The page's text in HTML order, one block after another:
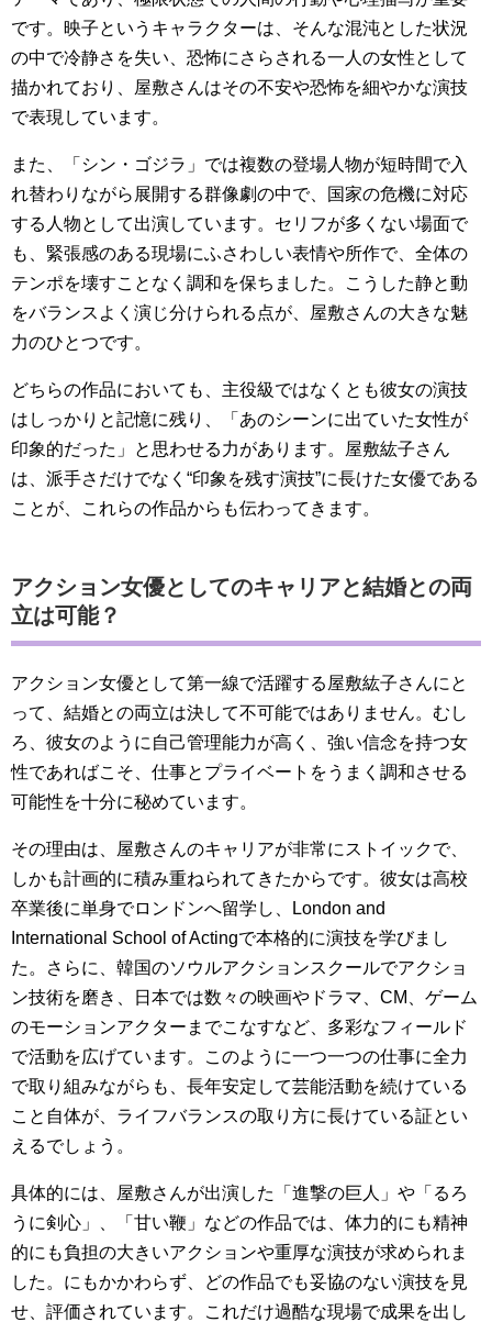
です。映子というキャラクターは、そんな混沌とした状況
の中で冷静さを失い、恐怖にさらされる一人の女性として
描かれており、屋敷さんはその不安や恐怖を細やかな演技
で表現しています。
また、「シン・ゴジラ」では複数の登場人物が短時間で入
れ替わりながら展開する群像劇の中で、国家の危機に対応
する人物として出演しています。セリフが多くない場面で
も、緊張感のある現場にふさわしい表情や所作で、全体の
テンポを壊すことなく調和を保ちました。こうした静と動
をバランスよく演じ分けられる点が、屋敷さんの大きな魅
力のひとつです。
どちらの作品においても、主役級ではなくとも彼女の演技
はしっかりと記憶に残り、「あのシーンに出ていた女性が
印象的だった」と思わせる力があります。屋敷紘子さん
は、派手さだけでなく“印象を残す演技”に長けた女優である
ことが、これらの作品からも伝わってきます。
アクション女優としてのキャリアと結婚との両
立は可能？
アクション女優として第一線で活躍する屋敷紘子さんにと
って、結婚との両立は決して不可能ではありません。むし
ろ、彼女のように自己管理能力が高く、強い信念を持つ女
性であればこそ、仕事とプライベートをうまく調和させる
可能性を十分に秘めています。
その理由は、屋敷さんのキャリアが非常にストイックで、
しかも計画的に積み重ねられてきたからです。彼女は高校
卒業後に単身でロンドンへ留学し、London and
International School of Actingで本格的に演技を学びまし
た。さらに、韓国のソウルアクションスクールでアクショ
ン技術を磨き、日本では数々の映画やドラマ、CM、ゲーム
のモーションアクターまでこなすなど、多彩なフィールド
で活動を広げています。このように一つ一つの仕事に全力
で取り組みながらも、長年安定して芸能活動を続けている
こと自体が、ライフバランスの取り方に長けている証とい
えるでしょう。
具体的には、屋敷さんが出演した「進撃の巨人」や「るろ
うに剣心」、「甘い鞭」などの作品では、体力的にも精神
的にも負担の大きいアクションや重厚な演技が求められま
した。にもかかわらず、どの作品でも妥協のない演技を見
せ、評価されています。これだけ過酷な現場で成果を出し